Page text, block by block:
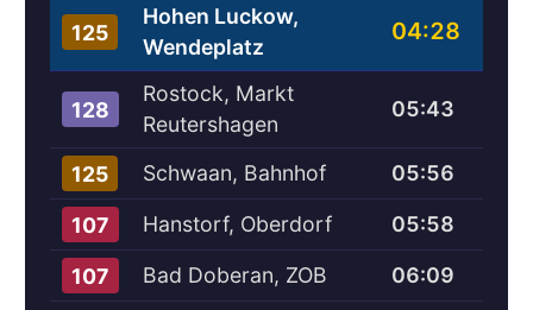
125
Hohen Luckow,
Wendeplatz
04:28
128
Rostock, Markt
Reutershagen
05:43
125 Schwaan, Bahnhof 05:56
107 Hanstorf, Oberdorf 05:58
107 Bad Doberan, ZOB 06:09